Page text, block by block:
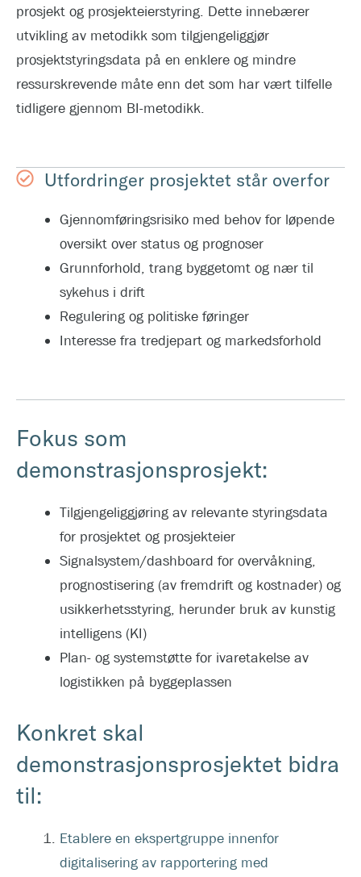
prosjekt og prosjekteierstyring. Dette innebærer
utvikling av metodikk som tilgjengeliggjør
prosjektstyringsdata på en enklere og mindre
ressurskrevende måte enn det som har vært tilfelle
tidligere gjennom BI-metodikk.
Utfordringer prosjektet står overfor
Gjennomføringsrisiko med behov for løpende
oversikt over status og prognoser
Grunnforhold, trang byggetomt og nær til
sykehus i drift
Regulering og politiske føringer
Interesse fra tredjepart og markedsforhold
Fokus som
demonstrasjonsprosjekt:
Tilgjengeliggjøring av relevante styringsdata
for prosjektet og prosjekteier
Signalsystem/dashboard for overvåkning,
prognostisering (av fremdrift og kostnader) og
usikkerhetsstyring, herunder bruk av kunstig
intelligens (KI)
Plan- og systemstøtte for ivaretakelse av
logistikken på byggeplassen
Konkret skal
demonstrasjonsprosjektet bidra
til:
Etablere en ekspertgruppe innenfor
digitalisering av rapportering med